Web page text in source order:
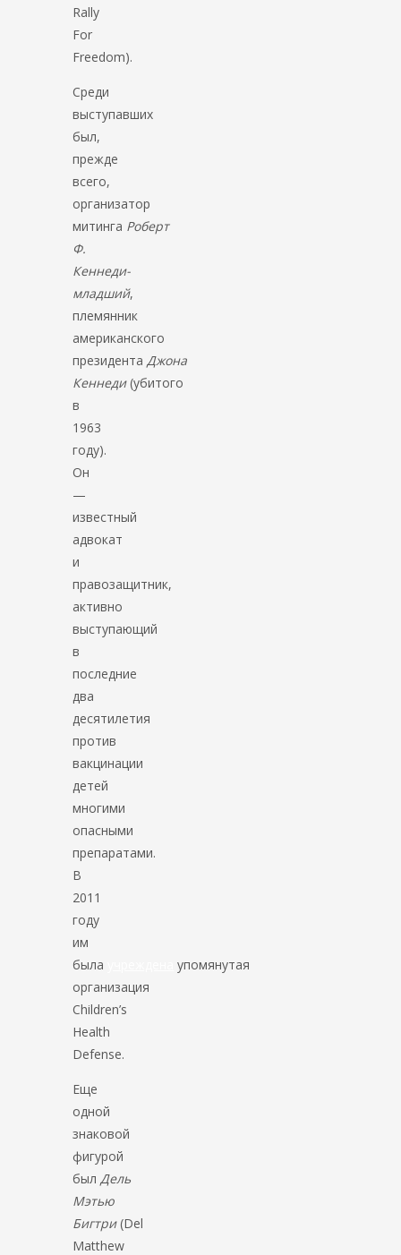
Rally
For
Freedom).
Среди
выступавших
был,
прежде
всего,
организатор
митинга Роберт
Ф.
Кеннеди-
младший,
племянник
американского
президентаДжона
Кеннеди(убитого
в
1963
году).
Он
—
известный
адвокат
и
правозащитник,
активно
выступающий
в
последние
два
десятилетия
против
вакцинации
детей
многими
опасными
препаратами.
В
2011
году
им
была
упомянутая
организация
Children’s
Health
Defense.
Еще
одной
знаковой
фигурой
былДель
Мэтью
Бигтри(Del
Matthew